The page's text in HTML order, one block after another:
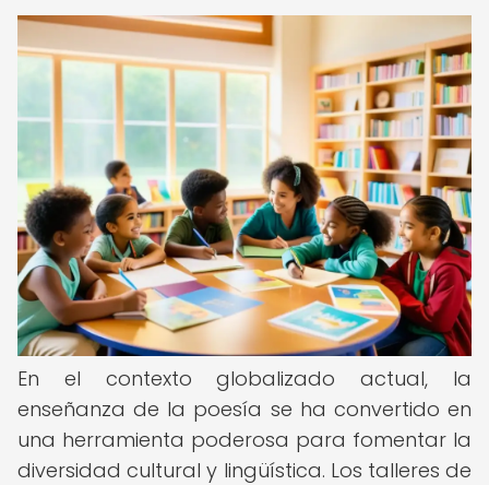
En el contexto globalizado actual, la
enseñanza de la poesía se ha convertido en
una herramienta poderosa para fomentar la
diversidad cultural y lingüística. Los talleres de